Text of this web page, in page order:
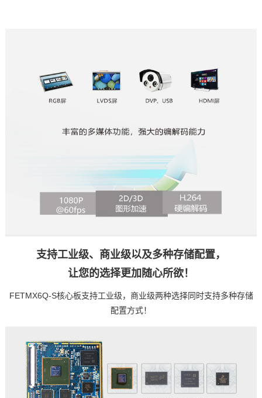
支持工业级、商业级以及多种存储配置，
让您的选择更加随心所欲！
FETMX6Q-S核心板支持工业级，商业级两种选择同时支持多种存储
配置方式！